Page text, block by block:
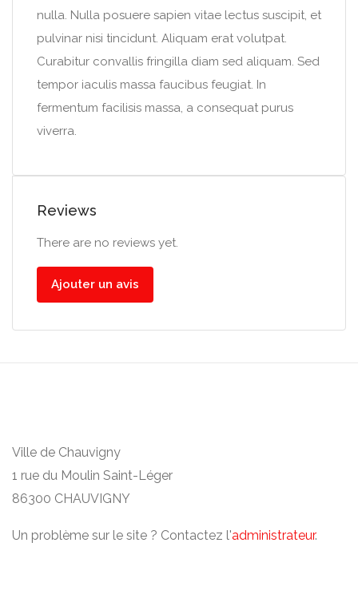
nulla. Nulla posuere sapien vitae lectus suscipit, et
pulvinar nisi tincidunt. Aliquam erat volutpat.
Curabitur convallis fringilla diam sed aliquam. Sed
tempor iaculis massa faucibus feugiat. In
fermentum facilisis massa, a consequat purus
viverra.
Reviews
There are no reviews yet.
Ajouter un avis
Ville de Chauvigny
1 rue du Moulin Saint-Léger
86300 CHAUVIGNY
Un problème sur le site ? Contactez l'administrateur.